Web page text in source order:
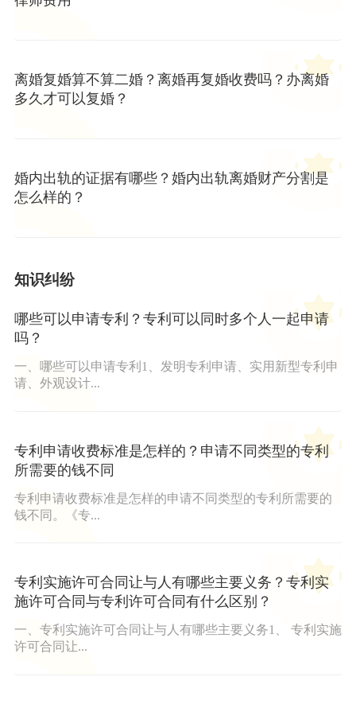
离婚复婚算不算二婚？离婚再复婚收费吗？办离婚
多久才可以复婚？
婚内出轨的证据有哪些？婚内出轨离婚财产分割是
怎么样的？
知识纠纷
哪些可以申请专利？专利可以同时多个人一起申请
吗？
一、哪些可以申请专利1、发明专利申请、实用新型专利申
请、外观设计...
专利申请收费标准是怎样的？申请不同类型的专利
所需要的钱不同
专利申请收费标准是怎样的申请不同类型的专利所需要的
钱不同。《专...
专利实施许可合同让与人有哪些主要义务？专利实
施许可合同与专利许可合同有什么区别？
一、专利实施许可合同让与人有哪些主要义务1、 专利实施
许可合同让...